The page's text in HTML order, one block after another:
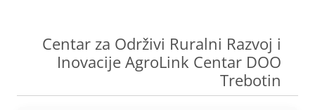
Centar za Održivi Ruralni Razvoj i
Inovacije AgroLink Centar DOO
Trebotin